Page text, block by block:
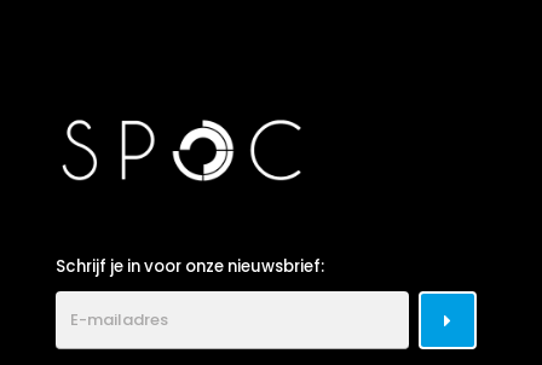
Schrijf je in voor onze nieuwsbrief: